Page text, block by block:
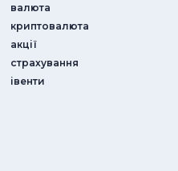
валюта
криптовалюта
акції
страхування
iвенти